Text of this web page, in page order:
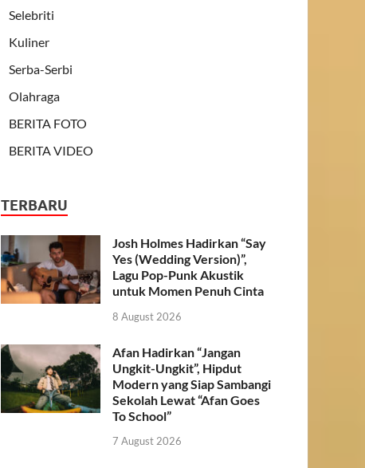
Selebriti
Kuliner
Serba-Serbi
Olahraga
BERITA FOTO
BERITA VIDEO
TERBARU
Josh Holmes Hadirkan “Say
Yes (Wedding Version)”,
Lagu Pop-Punk Akustik
untuk Momen Penuh Cinta
8 August 2026
Afan Hadirkan “Jangan
Ungkit-Ungkit”, Hipdut
Modern yang Siap Sambangi
Sekolah Lewat “Afan Goes
To School”
7 August 2026